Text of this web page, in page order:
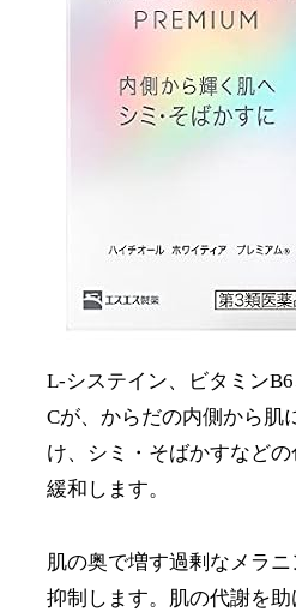
L-システイン、ビタミン
Cが、からだの内側から肌
け、シミ・そばかすなど
緩和します。
肌の奥で増す過剰なメラ
抑制します。肌の代謝を